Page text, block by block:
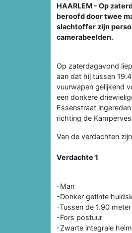
HAARLEM - Op
beroofd door twee
slachtoffer zijn
camerabeelden.
Op zaterdagavond
aan dat hij tussen
vuurwapen gelijkend
een donkere
Essenstraat
richting de
Van de verdachten
Verdachte 1
-Man
-Donker getinte
-Tussen de 1.90
-Fors postuur
-Zwarte integrale